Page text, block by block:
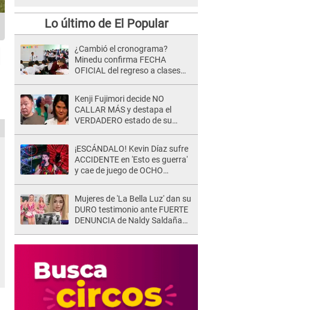
Lo último de El Popular
¿Cambió el cronograma?
Minedu confirma FECHA
OFICIAL del regreso a clases
Kenji Fujimori decide NO
CALLAR MÁS y destapa el
VERDADERO estado de su
Fujimori: "Mi familia es Érika, mi
suegra..."
¡ESCÁNDALO! Kevin Díaz sufre
ACCIDENTE en 'Esto es guerra'
y cae de juego de OCHO
Mujeres de 'La Bella Luz' dan su
DURO testimonio ante FUERTE
DENUNCIA de Naldy Saldaña